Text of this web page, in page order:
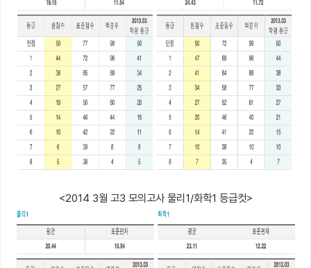
<2014 3월 고3 모의고사 물리1/화학1 등급컷>